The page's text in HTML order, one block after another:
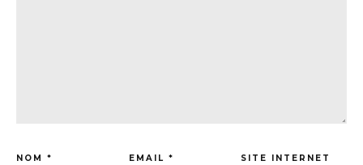
NOM * EMAIL * SITE INTERNET